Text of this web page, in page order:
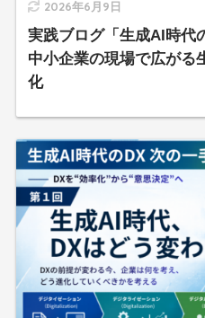
2026年6月9日
実践ブログ「生成AI時
中小企業の現場で広がる
化